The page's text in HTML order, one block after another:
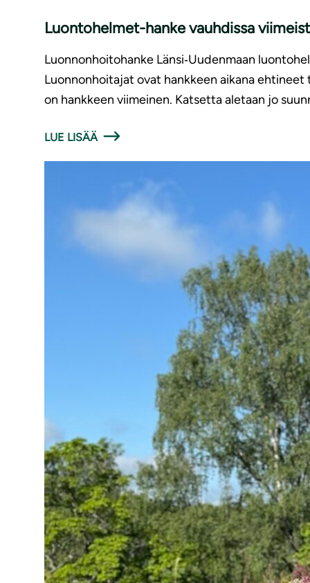
Luontohelmet-hanke vauhdissa
Luonnonhoitohanke Länsi‑Uudenmaan
Luonnonhoitajat ovat hankkeen aikana
on hankkeen viimeinen. Katsetta aletaan jo
LUE LISÄÄ